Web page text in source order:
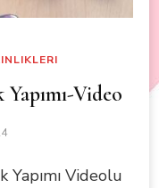
Video
Videolu